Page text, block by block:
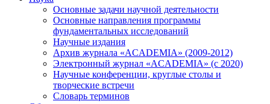
Основные задачи научной деятельности
Основные направления программы
фундаментальных исследований
Научные издания
Архив журнала «ACADEMIA» (2009-2012)
Электронный журнал «ACADEMIA» (с 2020)
Научные конференции, круглые столы и
творческие встречи
Словарь терминов